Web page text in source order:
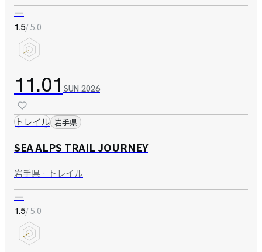
—
1.5/ 5.0
11.01 SUN 2026
トレイル 岩手県
SEA ALPS TRAIL JOURNEY
岩手県 · トレイル
—
1.5/ 5.0